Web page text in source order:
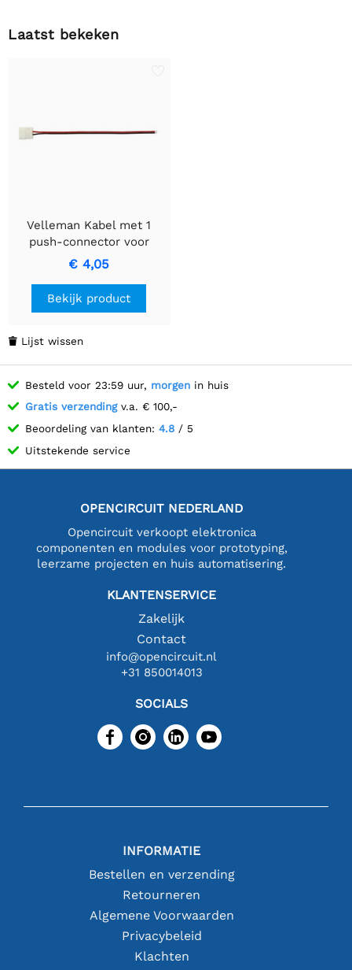
Laatst bekeken
Velleman Kabel met 1
push-connector voor
10mm LED-strips
€ 4,05
Bekijk product
 Lijst wissen
Besteld voor 23:59 uur, morgen in huis
Gratis verzendingv.a. € 100,-
Beoordeling van klanten: 4.8 / 5
Uitstekende service
OPENCIRCUIT NEDERLAND
Opencircuit verkoopt elektronica
componenten en modules voor prototyping,
leerzame projecten en huis automatisering.
KLANTENSERVICE
Zakelijk
Contact
info@opencircuit.nl
+31 850014013
SOCIALS
INFORMATIE
Bestellen en verzending
Retourneren
Algemene Voorwaarden
Privacybeleid
Klachten